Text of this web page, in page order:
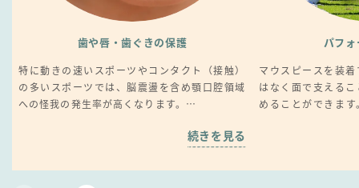
歯や唇・歯ぐきの保護
特に動きの速いスポーツやコンタクト（接触）
の多いスポーツでは、脳震盪を含め顎口腔領域
への怪我の発生率が高くなります。
れ、ダメージを抑えて怪我を未然に防ぐ効果が
続きを見る
パフ
マウスピースを装
はなく面で支える
めることができま